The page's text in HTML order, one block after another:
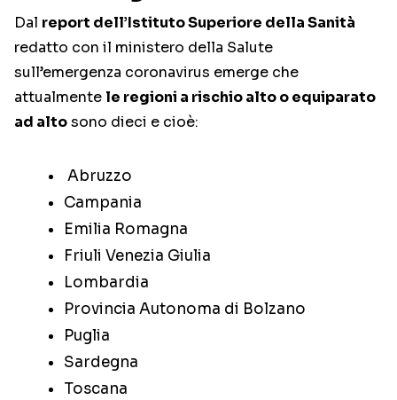
Dal report dell’Istituto Superiore della Sanità
redatto con il ministero della Salute
sull’emergenza coronavirus emerge che
attualmente le regioni a rischio alto o equiparato
ad altosono dieci e cioè:
Abruzzo
Campania
Emilia Romagna
Friuli Venezia Giulia
Lombardia
Provincia Autonoma di Bolzano
Puglia
Sardegna
Toscana